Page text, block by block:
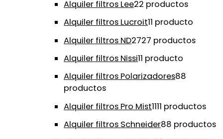
Alquiler filtros Lee22 productos
Alquiler filtros Lucroit11 producto
Alquiler filtros ND2727 productos
Alquiler filtros Nissi11 producto
Alquiler filtros Polarizadores88
productos
Alquiler filtros Pro Mist1111 productos
Alquiler filtros Schneider88 productos